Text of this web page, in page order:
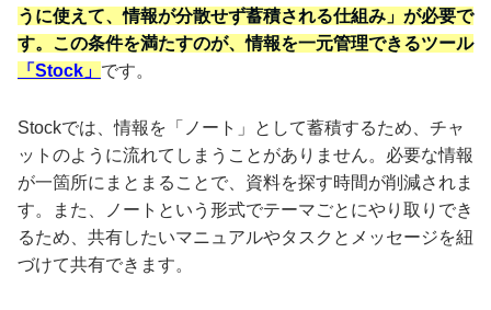
うに使えて、情報が分散せず蓄積される仕組み」が必要で
す。この条件を満たすのが、情報を一元管理できるツール
「Stock」 です。
Stockでは、情報を「ノート」として蓄積するため、チャ
ットのように流れてしまうことがありません。必要な情報
が一箇所にまとまることで、資料を探す時間が削減されま
す。また、ノートという形式でテーマごとにやり取りでき
るため、共有したいマニュアルやタスクとメッセージを紐
づけて共有できます。